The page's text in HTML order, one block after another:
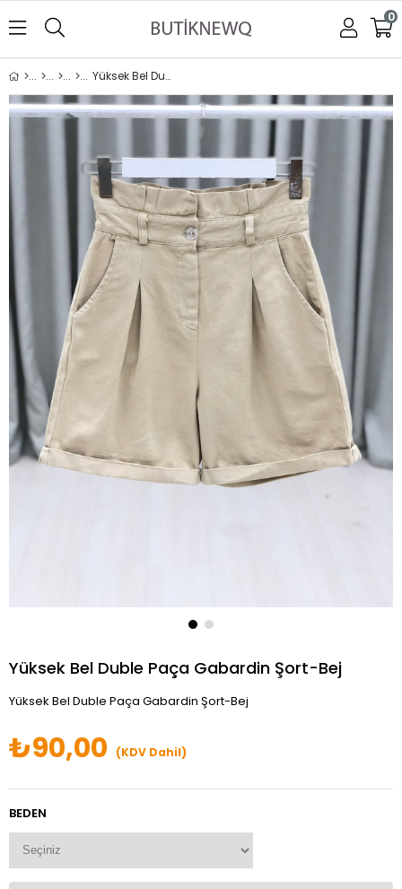
0
Yüksek Bel Duble Paça Gabardin Şort-Bej
Yüksek Bel Duble Paça Gabardin Şort-Bej
Yüksek Bel Duble Paça Gabardin Şort-Bej
₺90,00 (KDV Dahil)
BEDEN